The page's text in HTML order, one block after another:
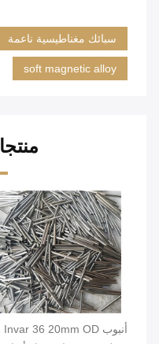
سبائك مغناطيسية ناعمة
soft magnetic alloy
أنبوب Invar 36 20mm OD